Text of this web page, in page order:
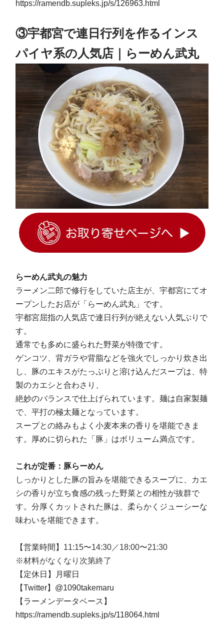
https://ramendb.supleks.jp/s/126963.html
③宇都宮で連日行列を作るインス
パイヤ系の人気店｜らーめん武丸
らーめん武丸の魅力
ラーメン二郎で修行をしていた店主が、宇都宮にてオ
ープンしたお店が「らーめん武丸」です。
宇都宮屈指の人気店で連日行列が絶えない人気ぶりで
す。
通常でも多めに盛られた野菜が特徴です。
ゲンコツ、背ガラや背脂などを強火でしっかり炊き出
し、豚のエキスがたっぷりと溶け込んだスープは、特
製のカエシと合わさり、
絶妙のバランスで仕上げられています。麺は自家製麺
で、平打の極太麺となっています。
スープとの絡みもよく小麦本来の香りを堪能できま
す。厚めに切られた「豚」はボリューム満点です。
これが定番：豚らーめん
しっかりとした豚の旨みを堪能できるスープに、カエ
シの香りが立ち食感の残った野菜との相性が抜群で
す。分厚くカットされた豚は、柔らかくジューシーな
味わいを堪能できます。
【営業時間】 11:15〜14:30／18:00〜21:30
※材料がなくなり次第終了
【定休日】月曜日
【Twitter】 @1090takemaru
【ラーメンデータベース】
https://ramendb.supleks.jp/s/118064.html